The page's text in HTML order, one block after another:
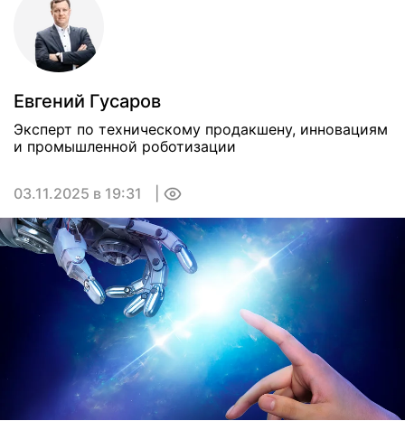
Евгений Гусаров
Эксперт по техническому продакшену, инновациям
и промышленной роботизации
03.11.2025 в 19:31